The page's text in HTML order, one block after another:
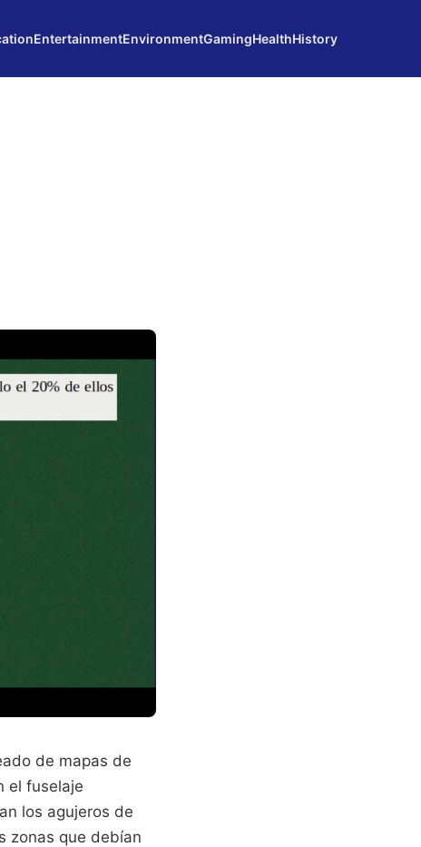
EntertainmentEnvironmentGamingHealthHistory
de mapas de
el fuselaje
los agujeros de
zonas que debían